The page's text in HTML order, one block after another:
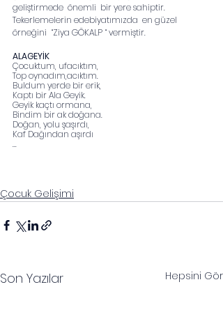
geliştirmede  önemli  bir yere sahiptir.
Tekerlemelerin edebiyatımızda  en güzel
örneğini  “Ziya GÖKALP “ vermiştir.
ALAGEYİK
Çocuktum, ufacıktım,
Top oynadım,acıktım.
Buldum yerde bir erik,
Kaptı bir Ala Geyik.
Geyik kaçtı ormana,
Bindim bir ak doğana.
Doğan, yolu şaşırdı,
Kaf Dağından aşırdı
...
Çocuk Gelişimi
Son Yazılar Hepsini Gör